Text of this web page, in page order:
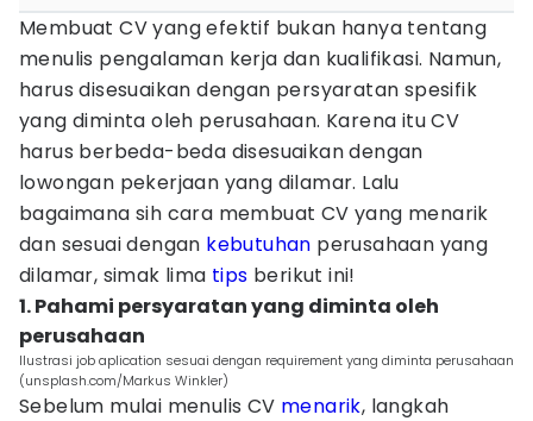
Membuat CV yang efektif bukan hanya tentang
menulis pengalaman kerja dan kualifikasi. Namun,
harus disesuaikan dengan persyaratan spesifik
yang diminta oleh perusahaan. Karena itu CV
harus berbeda-beda disesuaikan dengan
lowongan pekerjaan yang dilamar. Lalu
bagaimana sih cara membuat CV yang menarik
dan sesuai dengan kebutuhan perusahaan yang
dilamar, simak lima tips berikut ini!
1. Pahami persyaratan yang diminta oleh
perusahaan
Ilustrasi job aplication sesuai dengan requirement yang diminta perusahaan
(unsplash.com/Markus Winkler)
Sebelum mulai menulis CV menarik, langkah